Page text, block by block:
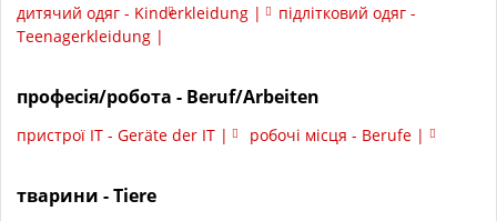
дитячий одяг - Kinderkleidung |
підлітковий одяг -
Teenagerkleidung |
професія/робота - Beruf/Arbeiten
пристрої ІТ - Geräte der IT | робочі місця - Berufe |
тварини - Tiere